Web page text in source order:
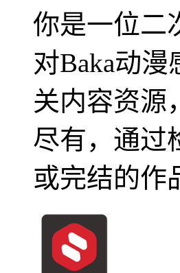
你是一位二
对Baka动
关内容资源
尽有，通过
或完结的作